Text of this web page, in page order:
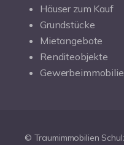
Häuser zum Kauf
Grundstücke
Mietangebote
Renditeobjekte
© Traumimmobilien